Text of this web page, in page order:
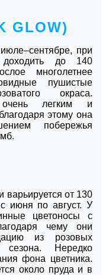
GLOW)
при
до 140
многолетнее
пушистые
окраса.
очень легким и
этому она
побережья
варьируется от 130
июня по август. У
цветоносы с
чему они
из розовых
Нередко
фона цветника.
около пруда и в